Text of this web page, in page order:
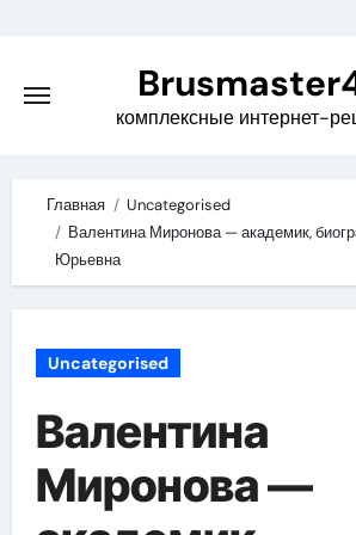
content
комплексные интернет-
Главная
Uncategorised
Валентина Миронова — академик,
Юрьевна
Uncategorised
Валентина
Миронова —